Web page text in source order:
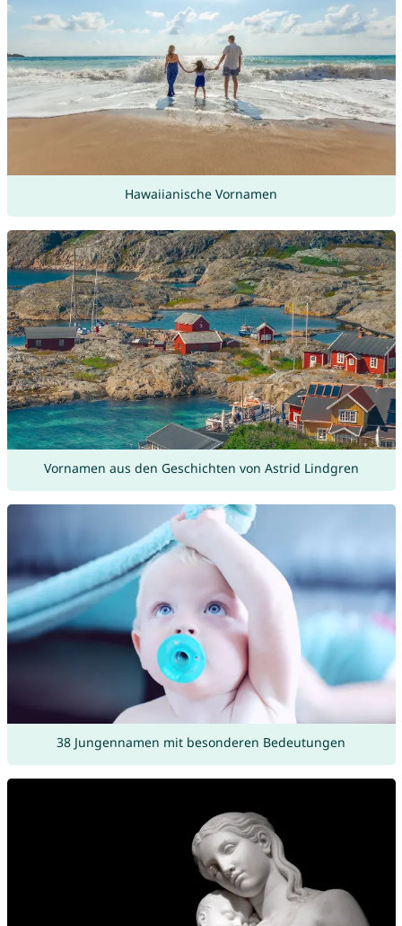
Hawaiianische Vornamen
Vornamen aus den Geschichten von Astrid Lindgren
38 Jungennamen mit besonderen Bedeutungen